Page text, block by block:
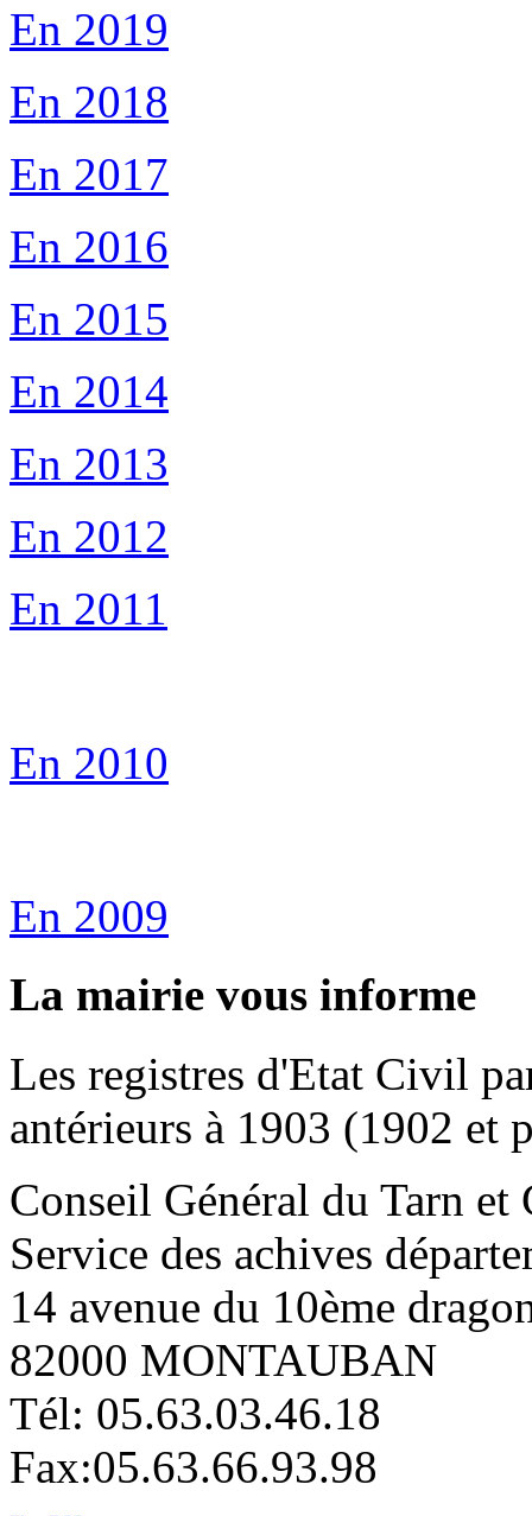
En 2019
En 2018
En 2017
En 2016
En 2015
En 2014
En 2013
En 2012
En 2011
En 2010
En 2009
La mairie vous informe
Les registres d'Etat Civil
antérieurs à 1903 (1902 et
Conseil Général du Tarn et
Service des achives
14 avenue du 10ème
82000 MONTAUBAN
Tél: 05.63.03.46.18
Fax:05.63.66.93.98